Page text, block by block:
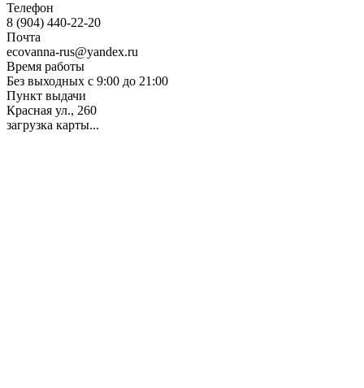
Телефон
8 (904) 440-22-20
Почта
ecovanna-rus@yandex.ru
Время работы
Без выходных с 9:00 до 21:00
Пункт выдачи
Красная ул., 260
загрузка карты...